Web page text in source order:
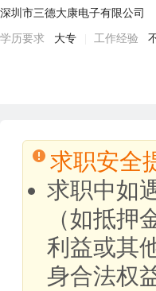
深圳市三德大康电子有限公司
学历要求 大专 工作经验
求职安全
求职中如
（如抵
利益或其
身合法权